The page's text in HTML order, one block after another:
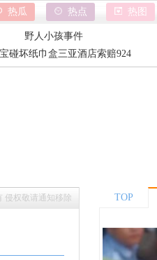
热图
热点
热瓜
野人小孩事件
山西大同订婚强奸案
吉林大爷救助重庆游客
野人小孩事件
碰坏纸巾盒三亚酒店索赔924
盒碰坏酒店索赔924
侵权敬请通知移除 TOP